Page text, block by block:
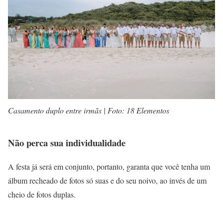
Casamento duplo entre irmãs | Foto: 18 Elementos
Não perca sua individualidade
A festa já será em conjunto, portanto, garanta que você tenha um
álbum recheado de fotos só suas e do seu noivo, ao invés de um
cheio de fotos duplas.